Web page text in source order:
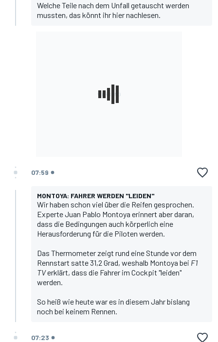
Welche Teile nach dem Unfall getauscht werden
mussten, das könnt ihr hier nachlesen.
07:59
MONTOYA: FAHRER WERDEN "LEIDEN"
Wir haben schon viel über die Reifen gesprochen.
Experte Juan Pablo Montoya erinnert aber daran,
dass die Bedingungen auch körperlich eine
Herausforderung für die Piloten werden.
Das Thermometer zeigt rund eine Stunde vor dem
Rennstart satte 31,2 Grad, weshalb Montoya bei F1
TVerklärt, dass die Fahrer im Cockpit "leiden"
werden.
So heiß wie heute war es in diesem Jahr bislang
noch bei keinem Rennen.
07:23